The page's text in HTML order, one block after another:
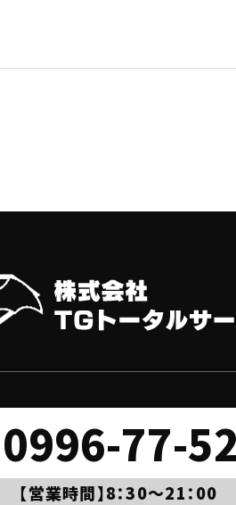
0996-77-
【営業時間】8：30～21：00